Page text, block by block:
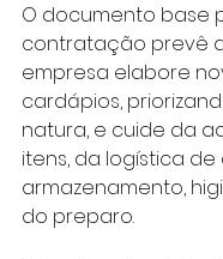
O documento base
contratação prevê
empresa elabore
cardápios,
natura, e cuide da
itens, da logística
armazenamento,
do preparo.